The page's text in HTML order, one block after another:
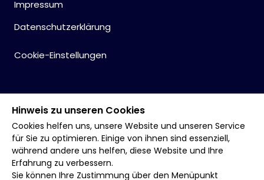
Impressum
Datenschutzerklärung
Cookie-Einstellungen
Hinweis zu unseren Cookies
Cookies helfen uns, unsere Website und unseren Service
für Sie zu optimieren. Einige von ihnen sind essenziell,
während andere uns helfen, diese Website und Ihre
Erfahrung zu verbessern.
Sie können Ihre Zustimmung über den Menüpunkt